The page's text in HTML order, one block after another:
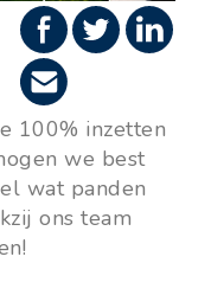
100% inzetten
we best
wat panden
ons team